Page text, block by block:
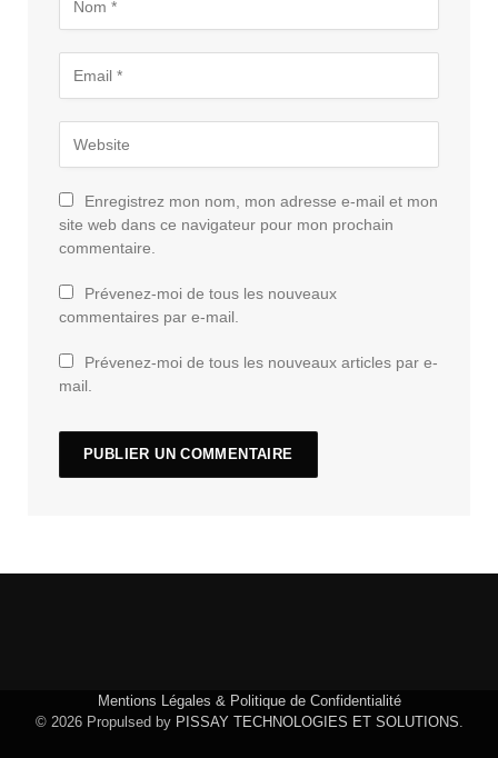
Enregistrez mon nom, mon adresse e-mail et mon
site web dans ce navigateur pour mon prochain
commentaire.
Prévenez-moi de tous les nouveaux
commentaires par e-mail.
Prévenez-moi de tous les nouveaux articles par e-
mail.
Mentions Légales & Politique de Confidentialité
© 2026 Propulsed by PISSAY TECHNOLOGIES ET SOLUTIONS.